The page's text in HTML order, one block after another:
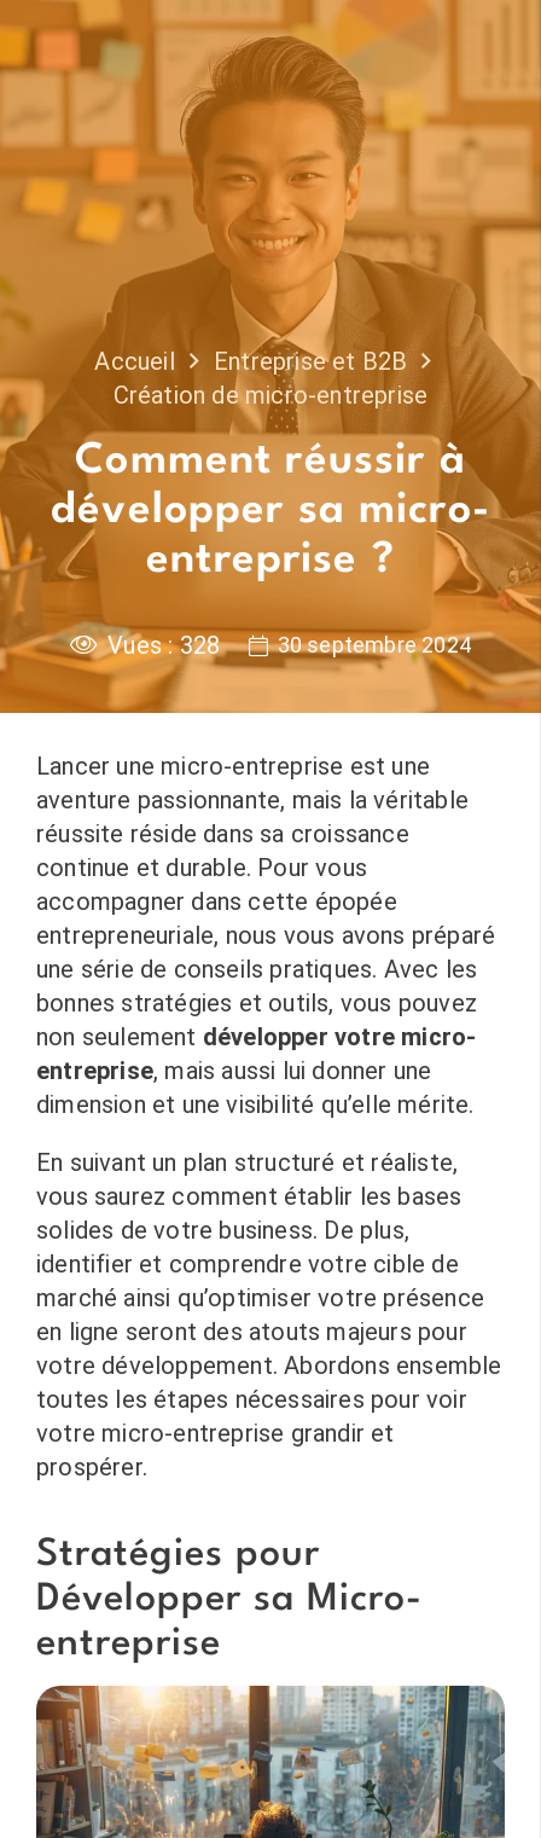
Accueil
Entreprise et B2B
Création de micro-entreprise
Comment réussir à
développer sa micro-
entreprise ?
Vues :328 30 septembre 2024
Lancer une micro-entreprise est une
aventure passionnante, mais la véritable
réussite réside dans sa croissance
continue et durable. Pour vous
accompagner dans cette épopée
entrepreneuriale, nous vous avons préparé
une série de conseils pratiques. Avec les
bonnes stratégies et outils, vous pouvez
non seulement développer votre micro-
entreprise, mais aussi lui donner une
dimension et une visibilité qu’elle mérite.
En suivant un plan structuré et réaliste,
vous saurez comment établir les bases
solides de votre business. De plus,
identifier et comprendre votre cible de
marché ainsi qu’optimiser votre présence
en ligne seront des atouts majeurs pour
votre développement. Abordons ensemble
toutes les étapes nécessaires pour voir
votre micro-entreprise grandir et
prospérer.
Stratégies pour
Développer sa Micro-
entreprise